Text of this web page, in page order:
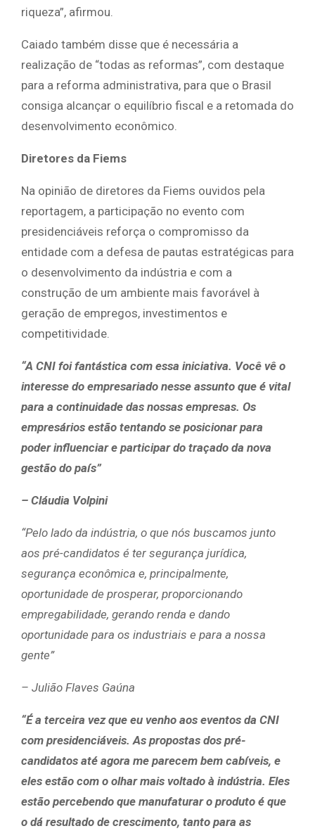
riqueza”, afirmou.
Caiado também disse que é necessária a
realização de “todas as reformas”, com destaque
para a reforma administrativa, para que o Brasil
consiga alcançar o equilíbrio fiscal e a retomada do
desenvolvimento econômico.
Diretores da Fiems
Na opinião de diretores da Fiems ouvidos pela
reportagem, a participação no evento com
presidenciáveis reforça o compromisso da
entidade com a defesa de pautas estratégicas para
o desenvolvimento da indústria e com a
construção de um ambiente mais favorável à
geração de empregos, investimentos e
competitividade.
“A CNI foi fantástica com essa iniciativa. Você vê o
interesse do empresariado nesse assunto que é vital
para a continuidade das nossas empresas. Os
empresários estão tentando se posicionar para
poder influenciar e participar do traçado da nova
gestão do país”
– Cláudia Volpini
“Pelo lado da indústria, o que nós buscamos junto
aos pré-candidatos é ter segurança jurídica,
segurança econômica e, principalmente,
oportunidade de prosperar, proporcionando
empregabilidade, gerando renda e dando
oportunidade para os industriais e para a nossa
gente”
– Julião Flaves Gaúna
“É a terceira vez que eu venho aos eventos da CNI
com presidenciáveis. As propostas dos pré-
candidatos até agora me parecem bem cabíveis, e
eles estão com o olhar mais voltado à indústria. Eles
estão percebendo que manufaturar o produto é que
o dá resultado de crescimento, tanto para as